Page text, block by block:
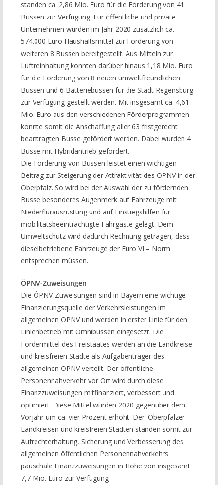
standen ca. 2,86 Mio. Euro für die Förderung von 41
Bussen zur Verfügung. Für öffentliche und private
Unternehmen wurden im Jahr 2020 zusätzlich ca.
574.000 Euro Haushaltsmittel zur Förderung von
weiteren 8 Bussen bereitgestellt. Aus Mitteln zur
Luftreinhaltung konnten darüber hinaus 1,18 Mio. Euro
für die Förderung von 8 neuen umweltfreundlichen
Bussen und 6 Batteriebussen für die Stadt Regensburg
zur Verfügung gestellt werden. Mit insgesamt ca. 4,61
Mio. Euro aus den verschiedenen Förderprogrammen
konnte somit die Anschaffung aller 63 fristgerecht
beantragten Busse gefördert werden. Dabei wurden 4
Busse mit Hybridantrieb gefördert.
Die Förderung von Bussen leistet einen wichtigen
Beitrag zur Steigerung der Attraktivität des ÖPNV in der
Oberpfalz. So wird bei der Auswahl der zu fördernden
Busse besonderes Augenmerk auf Fahrzeuge mit
Niederflurausrüstung und auf Einstiegshilfen für
mobilitätsbeeinträchtigte Fahrgäste gelegt. Dem
Umweltschutz wird dadurch Rechnung getragen, dass
dieselbetriebene Fahrzeuge der Euro VI – Norm
entsprechen müssen.
ÖPNV-Zuweisungen
Die ÖPNV-Zuweisungen sind in Bayern eine wichtige
Finanzierungsquelle der Verkehrsleistungen im
allgemeinen ÖPNV und werden in erster Linie für den
Linienbetrieb mit Omnibussen eingesetzt. Die
Fördermittel des Freistaates werden an die Landkreise
und kreisfreien Städte als Aufgabenträger des
allgemeinen ÖPNV verteilt. Der öffentliche
Personennahverkehr vor Ort wird durch diese
Finanzzuweisungen mitfinanziert, verbessert und
optimiert. Diese Mittel wurden 2020 gegenüber dem
Vorjahr um ca. vier Prozent erhöht. Den Oberpfälzer
Landkreisen und kreisfreien Städten standen somit zur
Aufrechterhaltung, Sicherung und Verbesserung des
allgemeinen öffentlichen Personennahverkehrs
pauschale Finanzzuweisungen in Höhe von insgesamt
7,7 Mio. Euro zur Verfügung.